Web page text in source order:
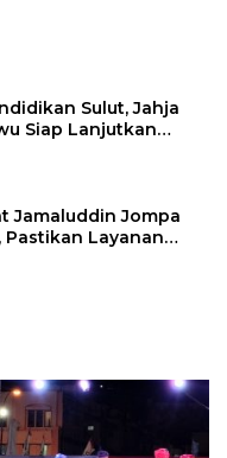
Sulut, Jahja
Siap Lanjutkan
Jamaluddin Jompa
Pastikan Layanan